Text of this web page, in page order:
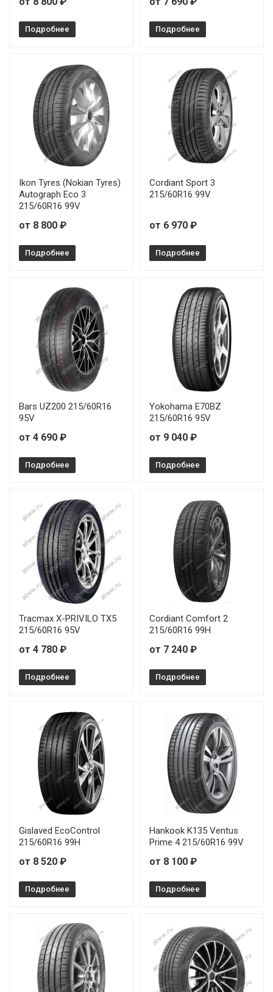
Подробнее Подробнее
Ikon Tyres (Nokian Tyres)
Autograph Eco 3
215/60R16 99V
от 8 800 ₽
Подробнее
Cordiant Sport 3
215/60R16 99V
от 6 970 ₽
Подробнее
Bars UZ200 215/60R16
95V
от 4 690 ₽
Подробнее
Yokohama E70BZ
215/60R16 95V
от 9 040 ₽
Подробнее
Tracmax X-PRIVILO TX5
215/60R16 95V
от 4 780 ₽
Подробнее
Cordiant Comfort 2
215/60R16 99H
от 7 240 ₽
Подробнее
Gislaved EcoControl
215/60R16 99H
от 8 520 ₽
Подробнее
Hankook K135 Ventus
Prime 4 215/60R16 99V
от 8 100 ₽
Подробнее